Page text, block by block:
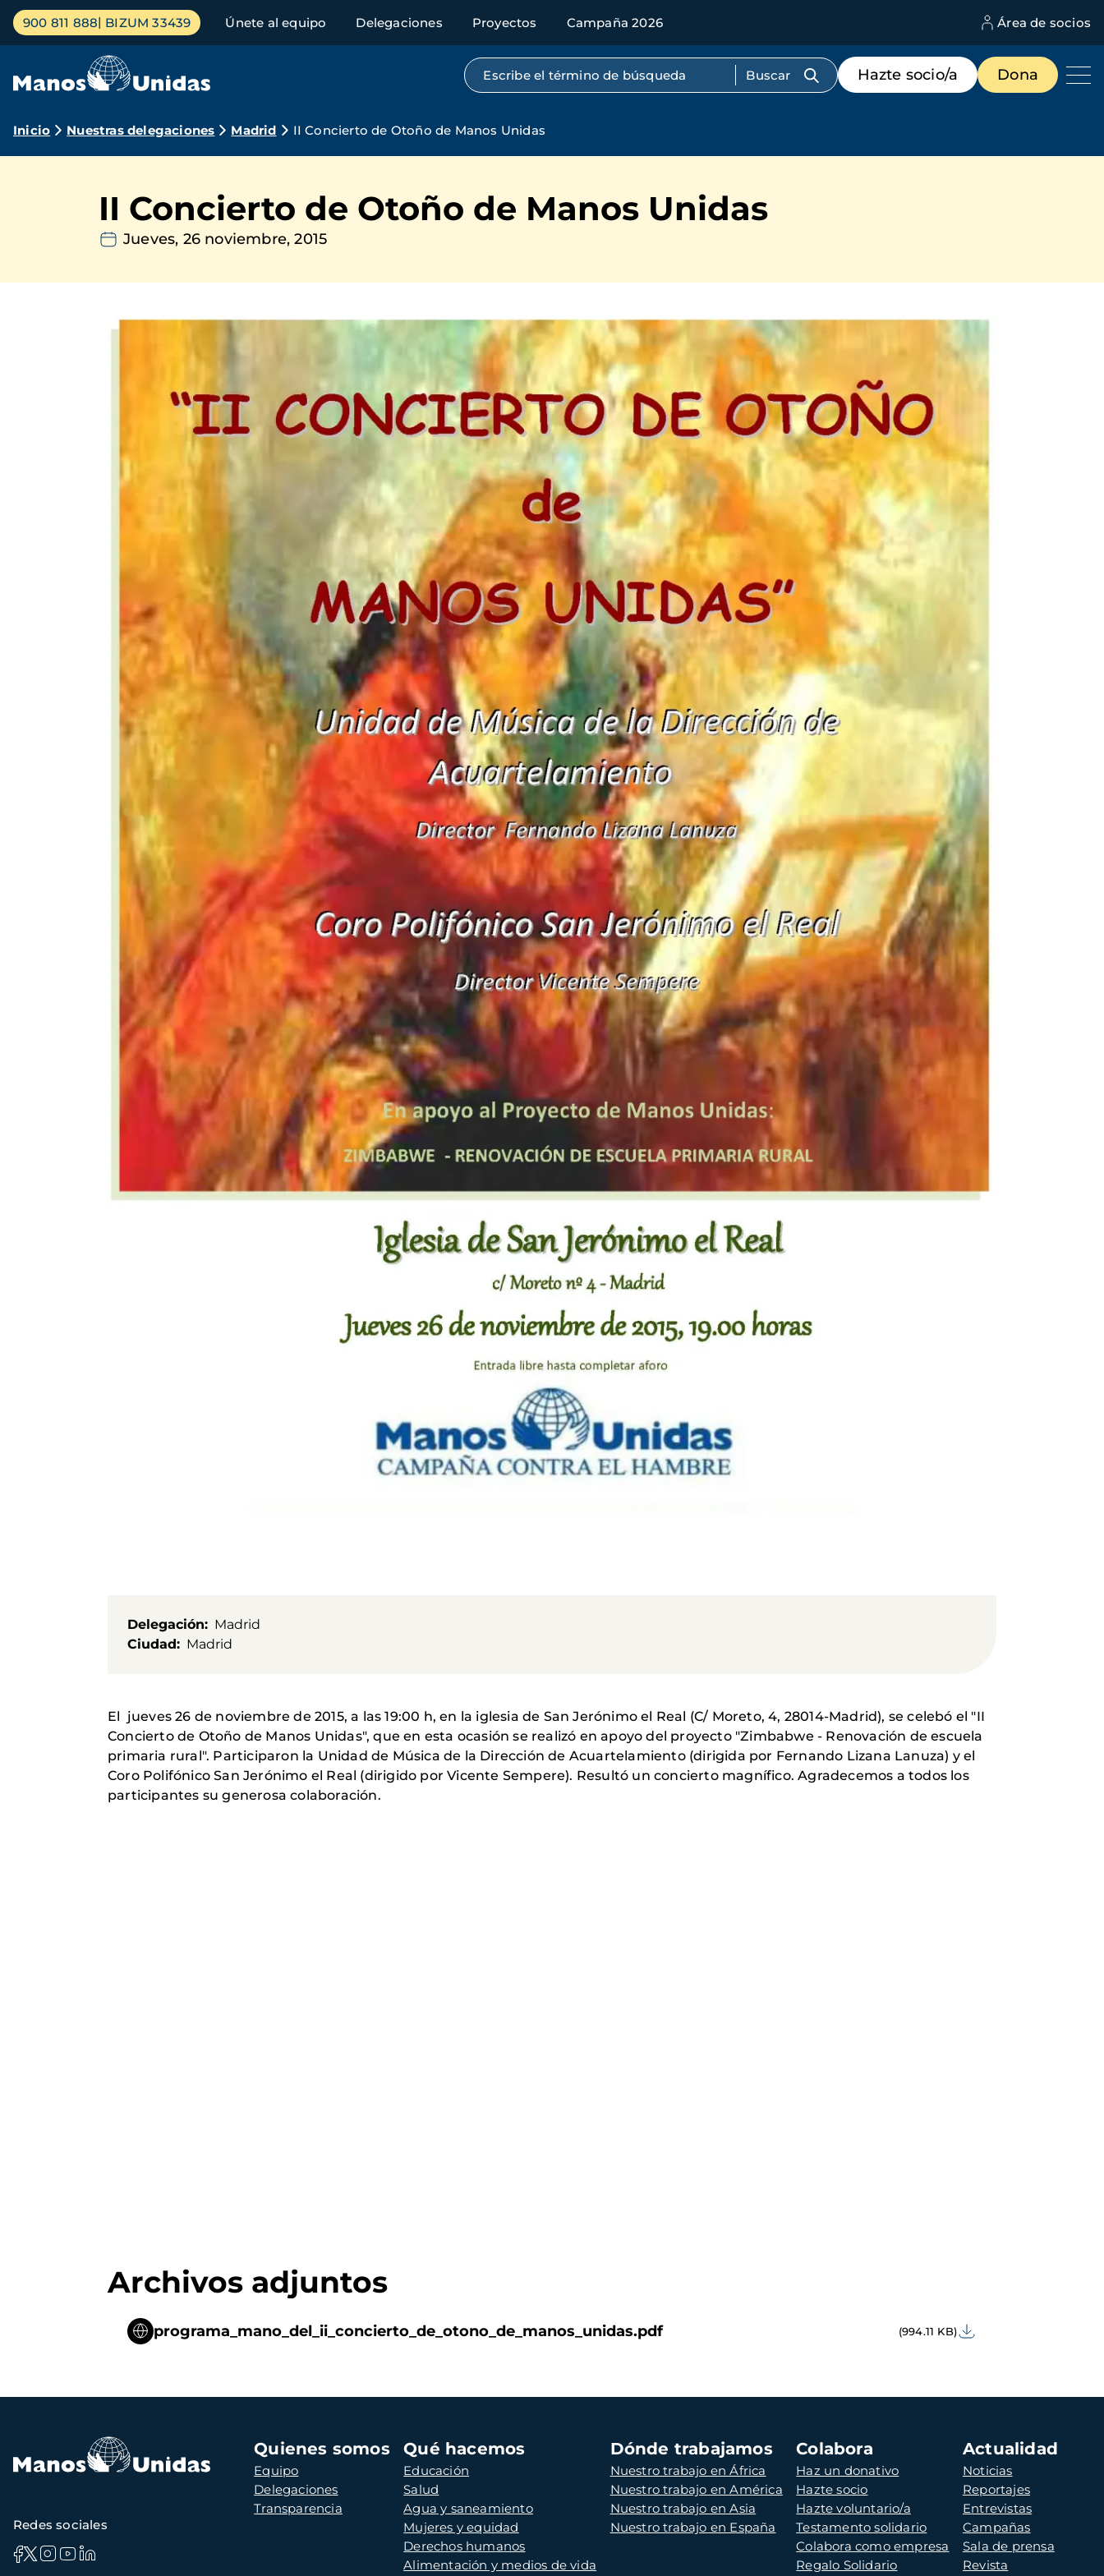
Pasar
contenido
Menú
principal
900 811 888 BIZUM 33439 Únete al equipo Delegaciones Proyectos Campaña 2026 Área de socios
Búsqueda por texto completo
Menú
de
destacados
Hazte socio/a Dona
Ruta
navegación
Inicio Nuestras delegaciones Madrid II Concierto de Otoño de Manos Unidas
II Concierto de Otoño de Manos Unidas
Jueves, 26 noviembre, 2015
Delegación
Madrid
Ciudad
Madrid
El jueves 26 de noviembre de 2015, a las 19:00 h, en la iglesia de San Jerónimo el Real (C/ Moreto, 4, 28014-Madrid), se celebó el "II
Concierto de Otoño de Manos Unidas", que en esta ocasión se realizó en apoyo del proyecto "Zimbabwe - Renovación de escuela
primaria rural". Participaron la Unidad de Música de la Dirección de Acuartelamiento (dirigida por Fernando Lizana Lanuza) y el
Coro Polifónico San Jerónimo el Real (dirigido por Vicente Sempere). Resultó un concierto magnífico. Agradecemos a todos los
participantes su generosa colaboración.
Archivos adjuntos
programa_mano_del_ii_concierto_de_otono_de_manos_unidas.pdf (994.11 KB)
Navegación
principal
Quienes somos
Equipo
Delegaciones
Transparencia
Qué hacemos
Educación
Salud
Agua y saneamiento
Mujeres y equidad
Derechos humanos
Alimentación y medios de vida
Dónde trabajamos
Nuestro trabajo en África
Nuestro trabajo en América
Nuestro trabajo en Asia
Nuestro trabajo en España
Colabora
Haz un donativo
Hazte socio
Hazte voluntario/a
Testamento solidario
Colabora como empresa
Regalo Solidario
Actualidad
Noticias
Reportajes
Entrevistas
Campañas
Sala de prensa
Revista
Redes sociales